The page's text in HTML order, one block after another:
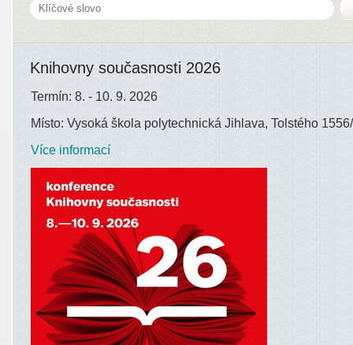
Knihovny současnosti 2026
Termín: 8. - 10. 9. 2026
Místo: Vysoká škola polytechnická Jihlava, Tolstého
Více informací